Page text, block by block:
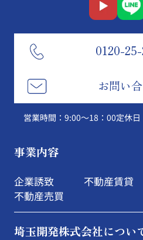
0120-
お問い
営業時間：9:00～18：00定休
事業内容
企業誘致
不動産売買
不動産賃貸
埼玉開発株式会社につい